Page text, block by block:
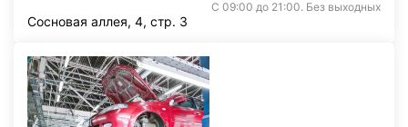
С 09:00 до 21:00. Без выходных
Сосновая аллея, 4, стр. 3